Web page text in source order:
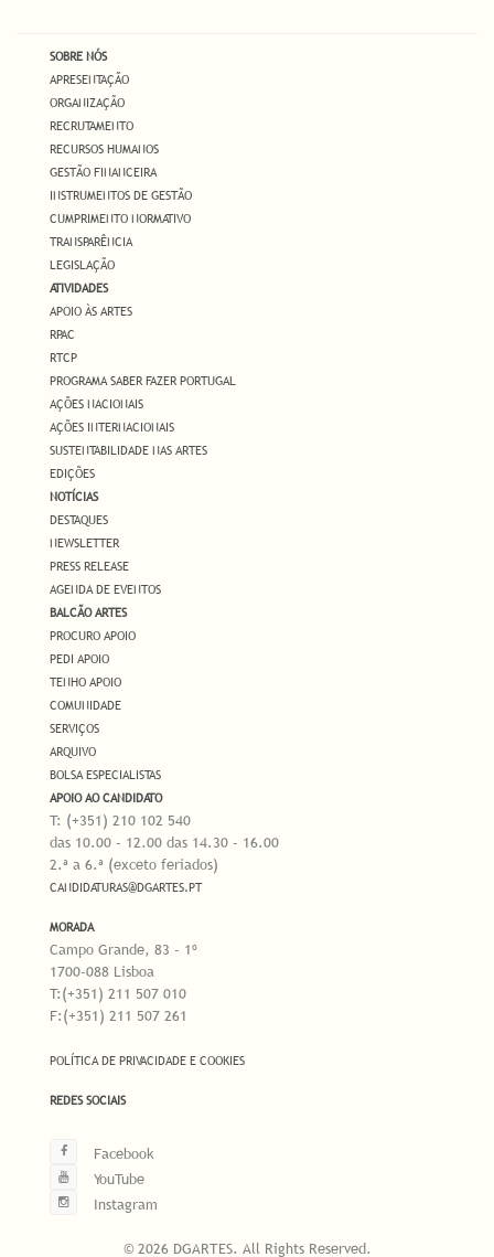
SOBRE NÓS
APRESENTAÇÃO
ORGANIZAÇÃO
RECRUTAMENTO
RECURSOS HUMANOS
GESTÃO FINANCEIRA
INSTRUMENTOS DE GESTÃO
CUMPRIMENTO NORMATIVO
TRANSPARÊNCIA
LEGISLAÇÃO
ATIVIDADES
APOIO ÀS ARTES
RPAC
RTCP
PROGRAMA SABER FAZER PORTUGAL
AÇÕES NACIONAIS
AÇÕES INTERNACIONAIS
SUSTENTABILIDADE NAS ARTES
EDIÇÕES
NOTÍCIAS
DESTAQUES
NEWSLETTER
PRESS RELEASE
AGENDA DE EVENTOS
BALCÃO ARTES
PROCURO APOIO
PEDI APOIO
TENHO APOIO
COMUNIDADE
SERVIÇOS
ARQUIVO
BOLSA ESPECIALISTAS
APOIO AO CANDIDATO
T: (+351) 210 102 540
das 10.00 - 12.00 das 14.30 - 16.00
2.ª a 6.ª (exceto feriados)
CANDIDATURAS@DGARTES.PT
MORADA
Campo Grande, 83 - 1º
1700-088 Lisboa
T:(+351) 211 507 010
F:(+351) 211 507 261
POLÍTICA DE PRIVACIDADE E COOKIES
REDES SOCIAIS
Facebook
YouTube
Instagram
© 2026 DGARTES. All Rights Reserved.